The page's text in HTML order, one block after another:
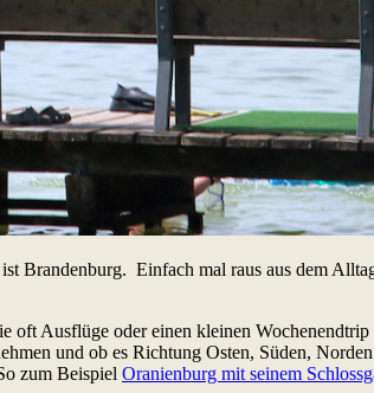
Brandenburg. Einfach mal raus aus dem
oft Ausflüge oder einen kleinen
und ob es Richtung Osten, Süden,
zum Beispiel Oranienburg mit seinem